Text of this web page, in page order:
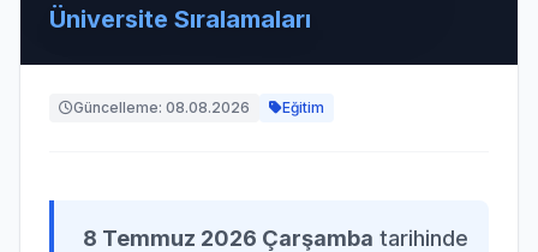
Üniversite Sıralamaları
Güncelleme: 08.08.2026 Eğitim
8 Temmuz 2026 Çarşamba tarihinde